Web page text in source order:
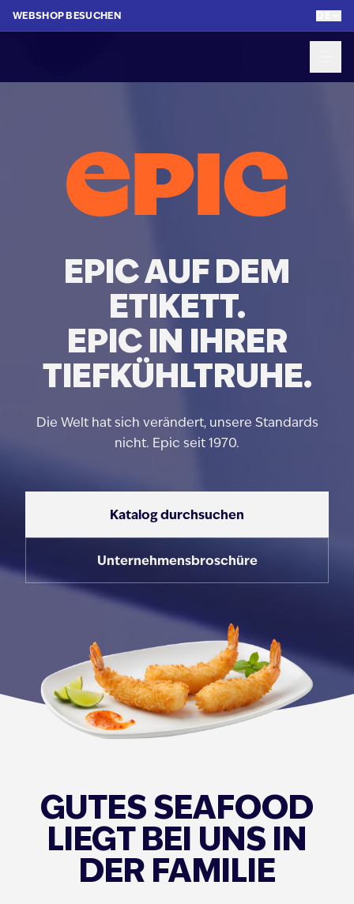
WEBSHOP BESUCHEN
EPIC AUF DEM
ETIKETT.
EPIC IN IHRER
TIEFKÜHLTRUHE.
Die Welt hat sich verändert, unsere Standards
nicht. Epic seit 1970.
Katalog durchsuchen
Unternehmensbroschüre
GUTES SEAFOOD
LIEGT BEI UNS IN
DER FAMILIE